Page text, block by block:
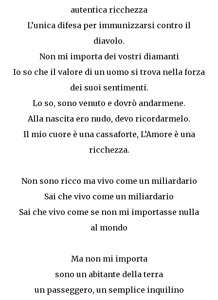
autentica ricchezza
L’unica difesa per immunizzarsi contro il
diavolo.
Non mi importa dei vostri diamanti
Io so che il valore di un uomo si trova nella forza
dei suoi sentimenti.
Lo so, sono venuto e dovrò andarmene.
Alla nascita ero nudo, devo ricordarmelo.
Il mio cuore è una cassaforte, L’Amore è una
ricchezza.
Non sono ricco ma vivo come un miliardario
Sai che vivo come un miliardario
Sai che vivo come se non mi importasse nulla
al mondo
Ma non mi importa
sono un abitante della terra
un passeggero, un semplice inquilino